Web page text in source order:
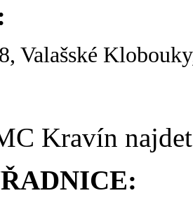
Valašské
Kravín